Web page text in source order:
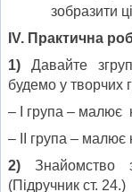
зобразити
ІV. Практична
1) Давайте
будемо у творчих
– І група – малює
– ІІ група –
2) Знайомство
(Підручник ст. 24.)